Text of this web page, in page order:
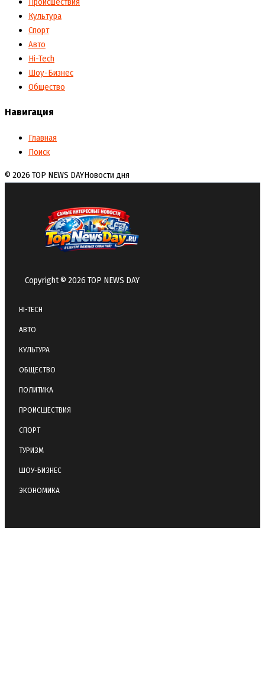
Культура
Спорт
Авто
Hi-Tech
Шоу-Бизнес
Общество
Навигация
Главная
Поиск
© 2026 TOP NEWS DAYНовости дня
Copyright © 2026 TOP NEWS DAY
HI-TECH
АВТО
КУЛЬТУРА
ОБЩЕСТВО
ПОЛИТИКА
ПРОИСШЕСТВИЯ
СПОРТ
ТУРИЗМ
ШОУ-БИЗНЕС
ЭКОНОМИКА